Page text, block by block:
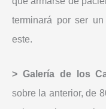
terminará por ser
este.
> Galería de los
sobre la anterior, de